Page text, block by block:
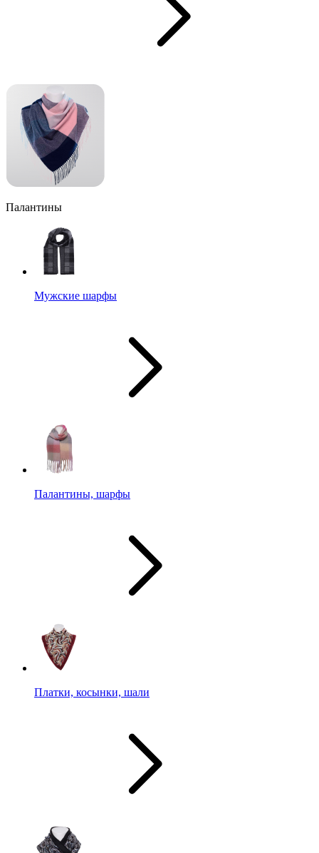
Палантины
Мужские шарфы
Палантины, шарфы
Платки, косынки, шали